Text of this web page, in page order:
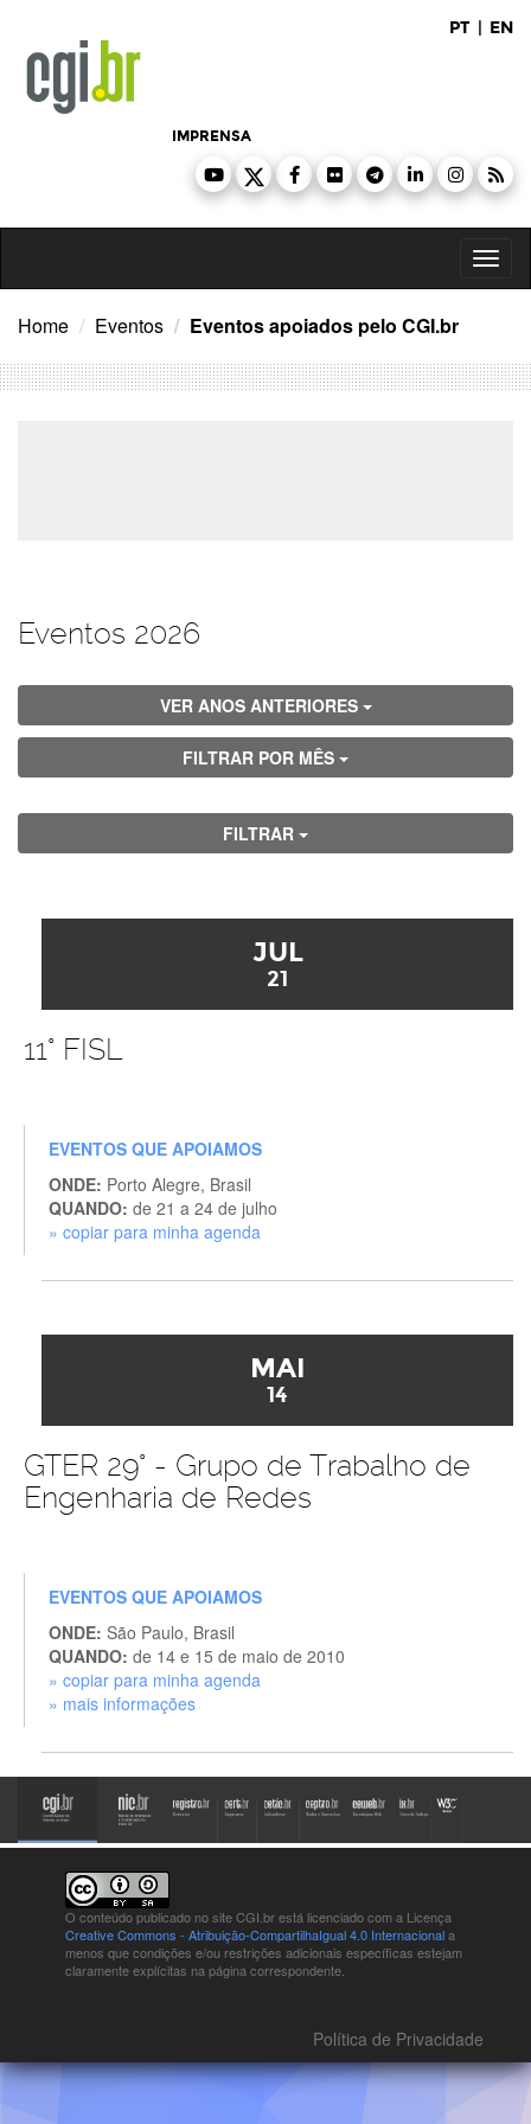
conteúdo
PT | EN
IMPRENSA
Home Eventos Eventos apoiados pelo CGI.br
Eventos 2026
VER ANOS ANTERIORES
FILTRAR POR MÊS
FILTRAR
JUL
21
11° FISL
EVENTOS QUE APOIAMOS
ONDE: Porto Alegre, Brasil
QUANDO: de 21 a 24 de julho
» copiar para minha agenda
MAI
14
GTER 29° - Grupo de Trabalho de
Engenharia de Redes
EVENTOS QUE APOIAMOS
ONDE: São Paulo, Brasil
QUANDO: de 14 e 15 de maio de 2010
» copiar para minha agenda
» mais informações
O conteúdo publicado no site CGI.br está licenciado com a Licença
Creative Commons - Atribuição-CompartilhaIgual 4.0 Internacionala
menos que condições e/ou restrições adicionais específicas estejam
claramente explícitas na página correspondente.
Política de Privacidade